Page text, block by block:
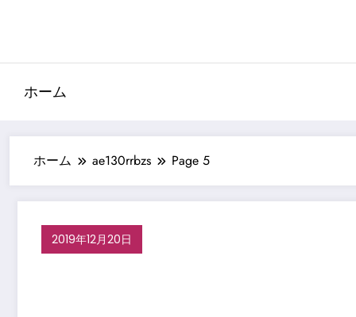
ン
プ
ホーム
ホーム ae130rrbzs Page 5
2019年12月20日